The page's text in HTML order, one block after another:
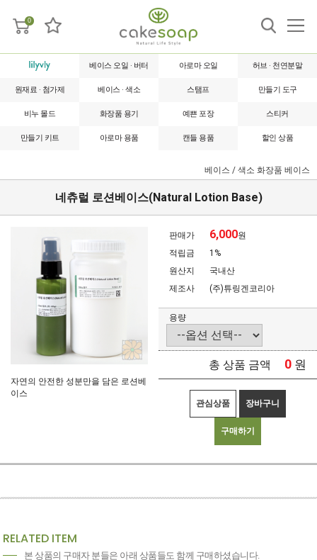
0
베이스 오일 · 버터 아로마 오일 허브 · 천연분말
원재료 · 첨가제 베이스 · 색소 스탬프 만들기 도구
비누 몰드 화장품 용기 예쁜 포장 스티커
만들기 키트 아로마 용품 캔들 용품 할인 상품
베이스 / 색소 화장품 베이스
네츄럴 로션베이스(Natural Lotion Base)
자연의 안전한 성분만을 담은 로션베
이스
판매가 6,000원
적립금
1%
원산지
국내산
제조사
(주)튜링겐코리아
용량
총 상품 금액 0 원
관심상품 장바구니
구매하기
RELATED ITEM
본 상품의 구매자 분들은 아래 상품들도 함께 구매하셨습니다.